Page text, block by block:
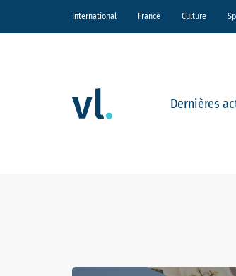
International France Culture
Dernières